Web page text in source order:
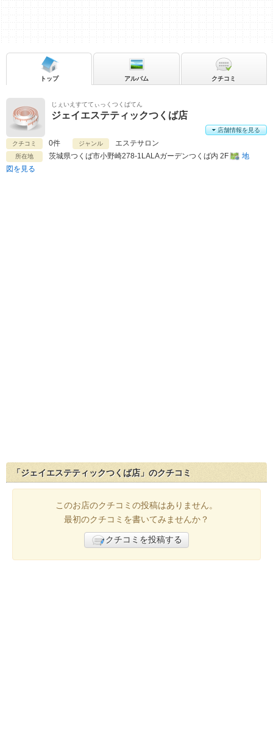
じぇいえすててぃっくつくばてん
ジェイエステティックつくば店
クチコミ 0件 ジャンル エステサロン
所在地 茨城県つくば市小野崎278-1LALAガーデンつくば内 2F
地
図を見る
店舗情報を見る
トップ アルバム クチコミ
「ジェイエステティックつくば店」のクチコミ
このお店のクチコミの投稿はありません。
最初のクチコミを書いてみませんか？
クチコミを投稿する